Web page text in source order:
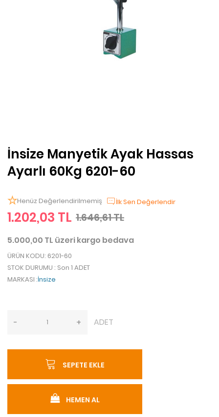
İnsize Manyetik Ayak Hassas
Ayarlı 60Kg 6201-60
Henüz Değerlendirilmemiş İlk Sen Değerlendir
1.202,03 TL 1.646,61 TL
5.000,00 TL üzeri kargo bedava
ÜRÜN KODU: 6201-60
STOK DURUMU : Son 1 ADET
MARKASI :İnsize
- + ADET
SEPETE EKLE
HEMEN AL